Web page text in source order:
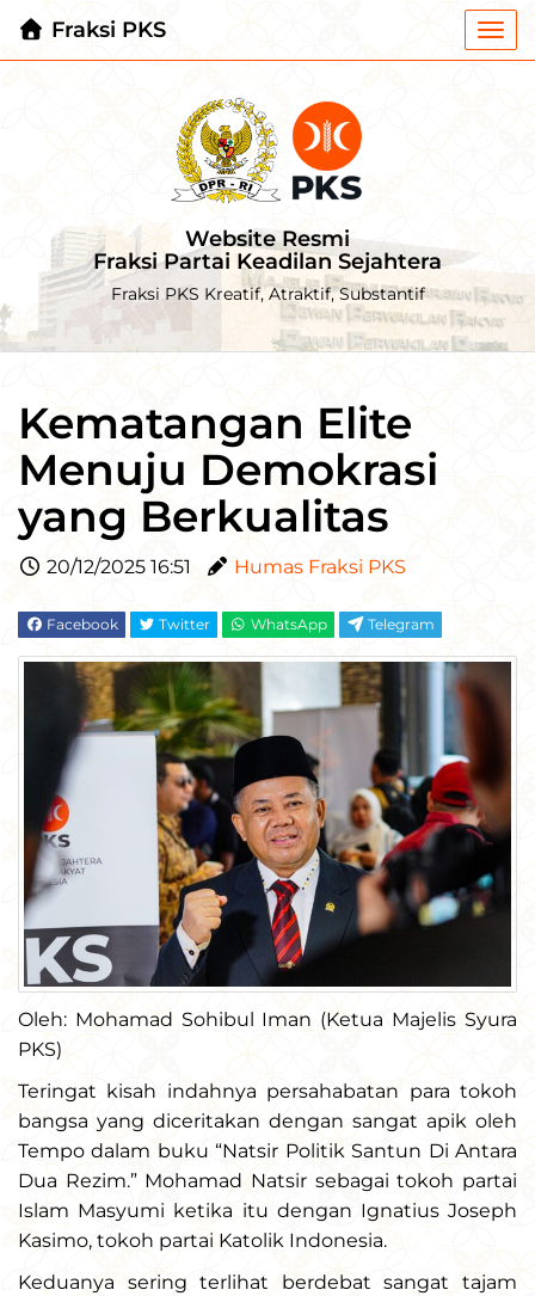
Fraksi PKS
Website Resmi
Fraksi Partai Keadilan Sejahtera
Fraksi PKS Kreatif, Atraktif, Substantif
Kematangan Elite
Menuju Demokrasi
yang Berkualitas
20/12/2025 16:51 Humas Fraksi PKS
Facebook Twitter WhatsApp Telegram
Oleh: Mohamad Sohibul Iman (Ketua Majelis Syura
PKS)
Teringat kisah indahnya persahabatan para tokoh
bangsa yang diceritakan dengan sangat apik oleh
Tempo dalam buku “Natsir Politik Santun Di Antara
Dua Rezim.” Mohamad Natsir sebagai tokoh partai
Islam Masyumi ketika itu dengan Ignatius Joseph
Kasimo, tokoh partai Katolik Indonesia.
Keduanya sering terlihat berdebat sangat tajam